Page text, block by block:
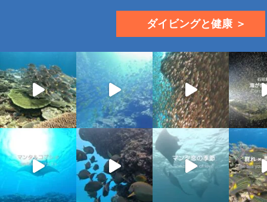
ダイビングと健康 ＞